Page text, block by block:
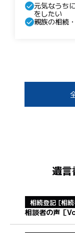
元気なうち
をしたい
親族の相続
遺
相続登記 [相
相談者の声［